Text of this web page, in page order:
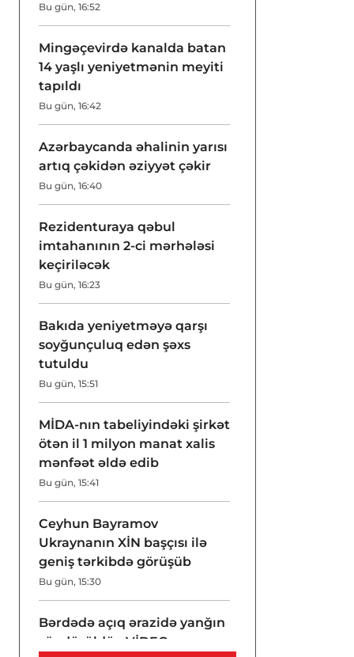
Bu gün, 16:52
Mingəçevirdə kanalda batan
14 yaşlı yeniyetmənin meyiti
tapıldı
Bu gün, 16:42
Azərbaycanda əhalinin yarısı
artıq çəkidən əziyyət çəkir
Bu gün, 16:40
Rezidenturaya qəbul
imtahanının 2-ci mərhələsi
keçiriləcək
Bu gün, 16:23
Bakıda yeniyetməyə qarşı
soyğunçuluq edən şəxs
tutuldu
Bu gün, 15:51
MİDA-nın tabeliyindəki şirkət
ötən il 1 milyon manat xalis
mənfəət əldə edib
Bu gün, 15:41
Ceyhun Bayramov
Ukraynanın XİN başçısı ilə
geniş tərkibdə görüşüb
Bu gün, 15:30
Bərdədə açıq ərazidə yanğın
söndürüldü - VİDEO